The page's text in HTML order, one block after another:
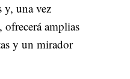
y, una vez
amplias
y un mirador